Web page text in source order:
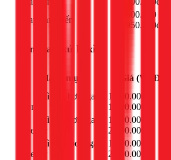
Thay cảm biến
600.000 -
950.000đ
Bơm gas, xử lý xì
Hạng mục Giá (VNĐ)
Xử lý xì tán, bơm gas
Mono
1.000.000 -
1.900.000đ
Xử lý xì tán, bơm gas
Inverter
1.100.000 -
2.000.000đ
Xử lý xì dàn, bơm gas
Inverter
1.500.000 -
2.400.000đ